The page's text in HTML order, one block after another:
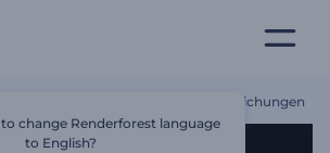
Visualisierer Für Neue Musikveröffentlichungen
change Renderforest language
to English?